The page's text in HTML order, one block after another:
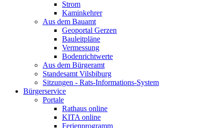
Strom
Kaminkehrer
Aus dem Bauamt
Geoportal Gerzen
Bauleitpläne
Vermessung
Bodenrichtwerte
Aus dem Bürgeramt
Standesamt Vilsbiburg
Sitzungen - Rats-Informations-System
Bürgerservice
Portale
Rathaus online
KITA online
Ferienprogramm